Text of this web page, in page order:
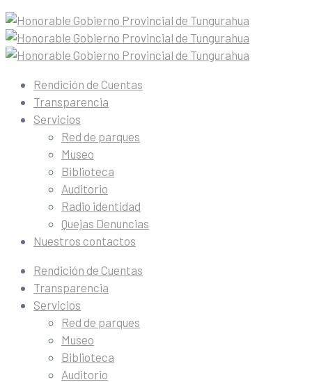
Rendición de Cuentas
Transparencia
Servicios
Red de parques
Museo
Biblioteca
Auditorio
Radio identidad
Quejas Denuncias
Nuestros contactos
Rendición de Cuentas
Transparencia
Servicios
Red de parques
Museo
Biblioteca
Auditorio